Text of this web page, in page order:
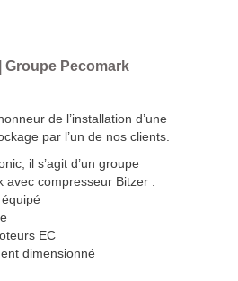
Groupe Pecomark
de l’installation d’une
par l’un de nos clients.
il s’agit d’un groupe
avec compresseur Bitzer :
EC
dimensionné